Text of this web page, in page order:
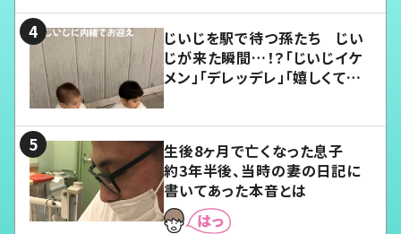
じいじを駅で待つ孫たち じい
じが来た瞬間…！？「じいじイケ
メン」「デレッデレ」「嬉しくて可
生後8ヶ月で亡くなった息子
約3年半後、当時の妻の日記に
書いてあった本音とは